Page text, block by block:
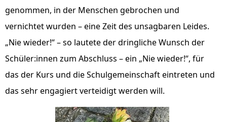
genommen, in der Menschen gebrochen und
vernichtet wurden – eine Zeit des unsagbaren Leides.
„Nie wieder!“ – so lautete der dringliche Wunsch der
Schüler:innen zum Abschluss – ein „Nie wieder!“, für
das der Kurs und die Schulgemeinschaft eintreten und
das sehr engagiert verteidigt werden will.